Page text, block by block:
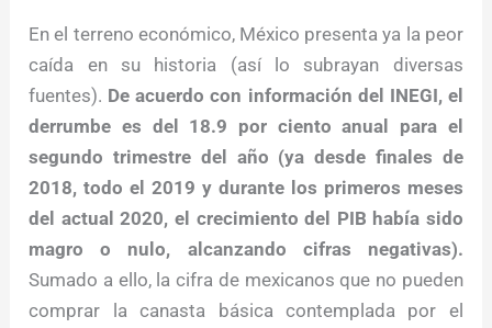
En el terreno económico, México presenta ya la peor
caída en su historia (así lo subrayan diversas
fuentes). De acuerdo con información del INEGI, el
derrumbe es del 18.9 por ciento anual para el
segundo trimestre del año (ya desde finales de
2018, todo el 2019 y durante los primeros meses
del actual 2020, el crecimiento del PIB había sido
magro o nulo, alcanzando cifras negativas).
Sumado a ello, la cifra de mexicanos que no pueden
comprar la canasta básica contemplada por el